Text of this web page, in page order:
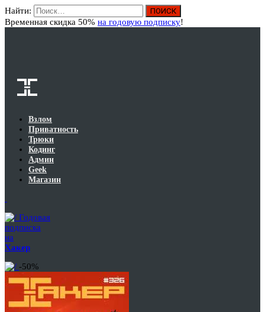
Найти:
Временная скидка 50% на годовую подписку!
Взлом
Приватность
Трюки
Кодинг
Админ
Geek
Магазин
Годовая
подписка
на
Хакер
-50%